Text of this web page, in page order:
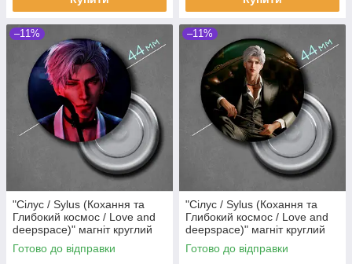
–11%
"Сілус / Sylus (Кохання та
Глибокий космос / Love and
deepspace)" магніт круглий
Ø44 мм
Готово до відправки
–11%
"Сілус / Sylus (Кохання та
Глибокий космос / Love and
deepspace)" магніт круглий
Ø44 мм
Готово до відправки